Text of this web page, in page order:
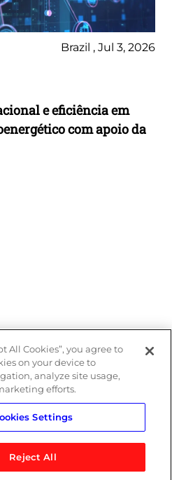
Brazil , Jul 3, 2026
e eficiência em
com apoio da
All Cookies”, you agree to
on your device to
analyze site usage,
efforts.
Settings
Reject All